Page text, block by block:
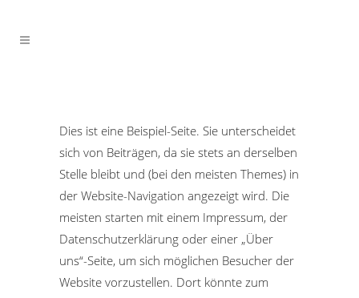
Dies ist eine Beispiel-Seite. Sie unterscheidet
sich von Beiträgen, da sie stets an derselben
Stelle bleibt und (bei den meisten Themes) in
der Website-Navigation angezeigt wird. Die
meisten starten mit einem Impressum, der
Datenschutzerklärung oder einer „Über
uns“-Seite, um sich möglichen Besucher der
Website vorzustellen. Dort könnte zum